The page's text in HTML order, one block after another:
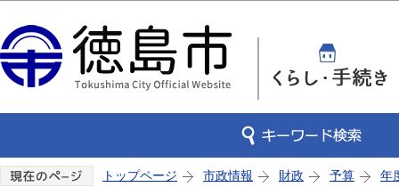
トップページ 市政情報 財政 予算 年